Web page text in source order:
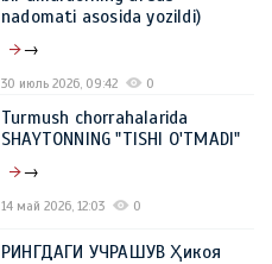
nadomati asosida yozildi)
→
30 июль 2026, 09:42 0
Turmush chorrahalarida
SHAYTONNING "TISHI O'TMADI"
→
14 май 2026, 12:03 0
РИНГДАГИ УЧРАШУВ Ҳикоя